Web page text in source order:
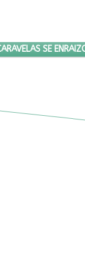
CHEGOU NAS
SE